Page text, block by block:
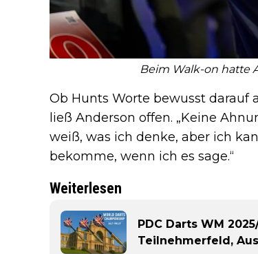
Beim Walk-on hatte
Ob Hunts Worte bewusst darauf
ließ Anderson offen. „Keine
weiß, was ich denke, aber ich
bekomme, wenn ich es sage.“
Weiterlesen
PDC Darts WM
Teilnehmerfeld,